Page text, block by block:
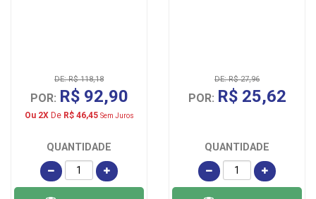
DE: R$ 118,18
POR: R$ 92,90
Ou 2XDe R$ 46,45 Sem Juros
QUANTIDADE
DE: R$ 27,96
POR: R$ 25,62
QUANTIDADE